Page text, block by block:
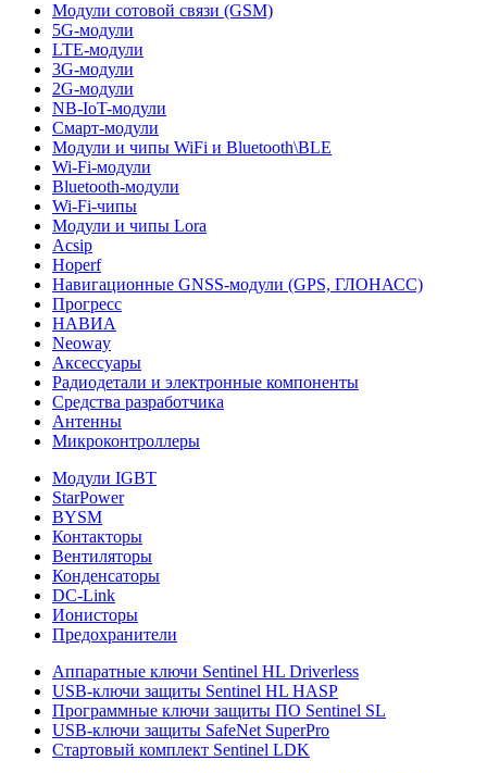
Модули сотовой связи (GSM)
5G-модули
LTE-модули
3G-модули
2G-модули
NB-IoT-модули
Смарт-модули
Модули и чипы WiFi и Bluetooth\BLE
Wi-Fi-модули
Bluetooth-модули
Wi-Fi-чипы
Модули и чипы Lora
Acsip
Hoperf
Навигационные GNSS-модули (GPS, ГЛОНАСС)
Прогресс
НАВИА
Neoway
Аксессуары
Радиодетали и электронные компоненты
Средства разработчика
Антенны
Микроконтроллеры
Модули IGBT
StarPower
BYSM
Контакторы
Вентиляторы
Конденсаторы
DC-Link
Ионисторы
Предохранители
Аппаратные ключи Sentinel HL Driverless
USB-ключи защиты Sentinel HL HASP
Программные ключи защиты ПО Sentinel SL
USB-ключи защиты SafeNet SuperPro
Стартовый комплект Sentinel LDK